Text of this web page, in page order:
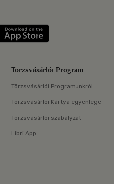
LinkedInen
Szerezd meg: Google
Törzsvásárlói Program
Törzsvásárlói Programunkról
Törzsvásárlói Kártya egyenlege
Törzsvásárlói szabályzat
Libri App